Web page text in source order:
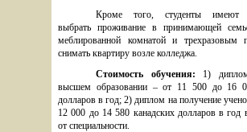
Кроме того, студенты имеют
выбрать проживание в принимающей
меблированной комнатой и трехразовым
снимать квартиру возле колледжа.
Стоимость обучения: 1)
высшем образовании – от 11 500 до 16
долларов в год; 2) диплом на получение
12 000 до 14 580 канадских долларов в год
от специальности.